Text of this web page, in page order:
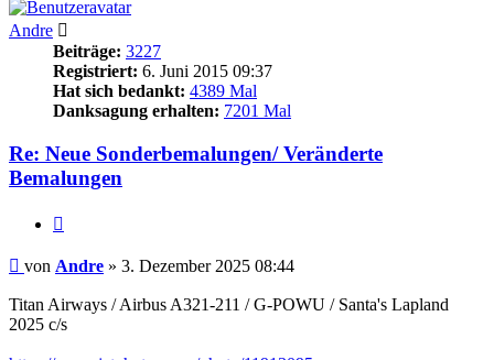
Andre
Beiträge: 3227
Registriert: 6. Juni 2015 09:37
Hat sich bedankt: 4389 Mal
Danksagung erhalten: 7201 Mal
Re: Neue Sonderbemalungen/ Veränderte
Bemalungen
Beitrag
von Andre » 3. Dezember 2025 08:44
Titan Airways / Airbus A321-211 / G-POWU / Santa's Lapland
2025 c/s